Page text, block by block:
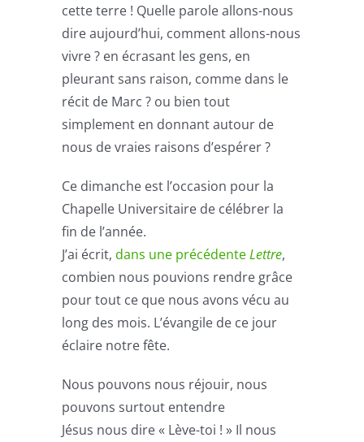
cette terre ! Quelle parole allons-nous
dire aujourd’hui, comment allons-nous
vivre ? en écrasant les gens, en
pleurant sans raison, comme dans le
récit de Marc ? ou bien tout
simplement en donnant autour de
nous de vraies raisons d’espérer ?
Ce dimanche est l’occasion pour la
Chapelle Universitaire de célébrer la
fin de l’année.
J’ai écrit,dans une précédenteLettre,
combien nous pouvions rendre grâce
pour tout ce que nous avons vécu au
long des mois. L’évangile de ce jour
éclaire notre fête.
Nous pouvons nous réjouir, nous
pouvons surtout entendre
Jésus nous dire « Lève-toi ! » Il nous